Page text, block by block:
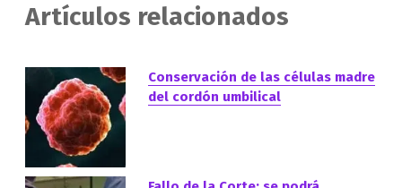
Artículos relacionados
Conservación de las células madre
del cordón umbilical